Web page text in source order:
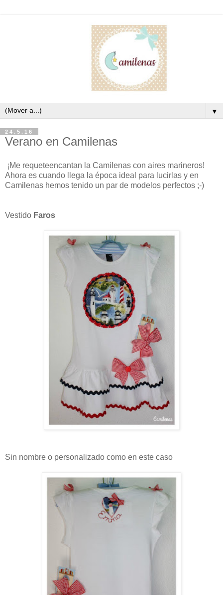
▼
24.5.16
Verano en Camilenas
¡Me requeteencantan la Camilenas con aires marineros!
Ahora es cuando llega la época ideal para lucirlas y en
Camilenas hemos tenido un par de modelos perfectos ;-)
Vestido Faros
Sin nombre o personalizado como en este caso